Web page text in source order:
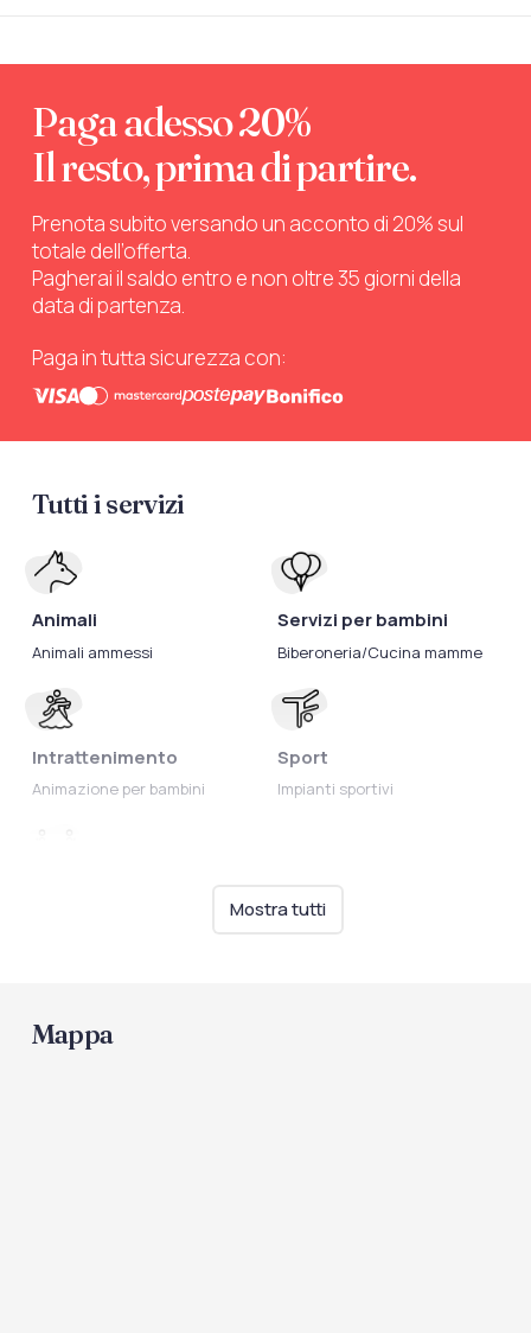
Paga adesso 20%
Il resto, prima di partire.
Prenota subito versando un acconto di 20% sul
totale dell’offerta.
Pagherai il saldo entro e non oltre 35 giorni della
data di partenza.
Paga in tutta sicurezza con:
Tutti i servizi
Animali
Animali ammessi
Intrattenimento
Animazione per bambini
Servizi per bambini
Biberoneria/Cucina mamme
Sport
Impianti sportivi
Mostra tutti
Mappa